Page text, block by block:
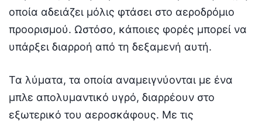
οποία αδειάζει μόλις φτάσει στο αεροδρόμιο
προορισμού. Ωστόσο, κάποιες φορές μπορεί να
υπάρξει διαρροή από τη δεξαμενή αυτή.
Τα λύματα, τα οποία αναμειγνύονται με ένα
μπλε απολυμαντικό υγρό, διαρρέουν στο
εξωτερικό του αεροσκάφους. Με τις